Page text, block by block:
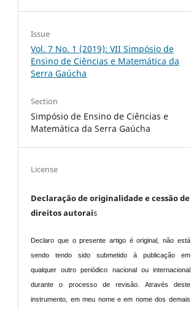
Issue
Vol. 7 No. 1 (2019): VII Simpósio de
Ensino de Ciências e Matemática da
Serra Gaúcha
Section
Simpósio de Ensino de Ciências e
Matemática da Serra Gaúcha
License
Declaração de originalidade e cessão de
direitos autorais
Declaro que o presente artigo é original, não está
sendo tendo sido submetido à publicação em
qualquer outro periódico nacional ou internacional
durante o processo de revisão. Através deste
instrumento, em meu nome e em nome dos demais